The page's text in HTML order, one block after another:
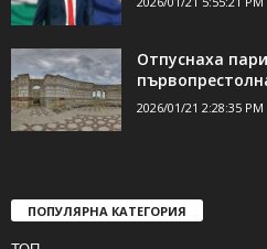
Отпуснаха
2026/01/21 2:28:35 PM
ПОПУЛЯРНА КАТЕГОРИЯ